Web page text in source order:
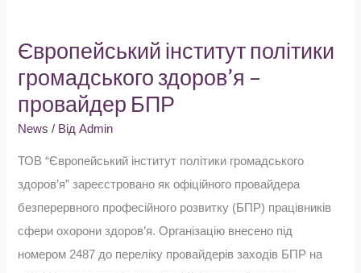
Європейський інститут політики
громадського здоров’я –
провайдер БПР
News / ВідAdmin
ТОВ “Європейський інститут політики громадського
здоров’я” зареєстровано як офіційного провайдера
безперервного професійного розвитку (БПР) працівників
сфери охорони здоров’я. Організацію внесено під
номером 2487 до переліку провайдерів заходів БПР на
політики
громадського
здоров’я
–